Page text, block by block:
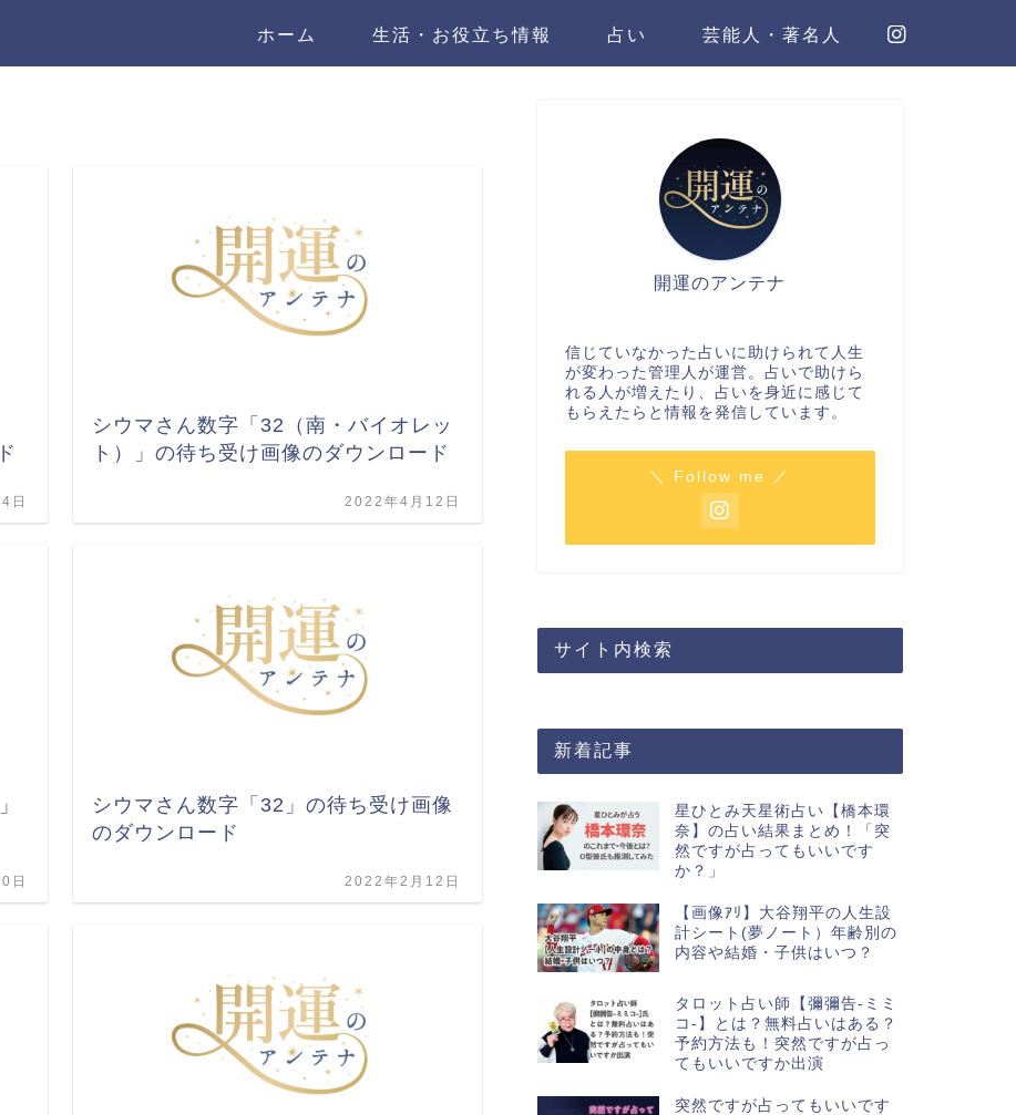
ホーム 生活・お役立ち情報 占い 芸能人・著名人
日
シウマさん数字「32（南・バイオレッ
ト）」の待ち受け画像のダウンロード
2022年4月12日
日
シウマさん数字「32」の待ち受け画像
のダウンロード
2022年2月12日
開運のアンテナ
信じていなかった占いに助けられて人生
が変わった管理人が運営。占いで助けら
れる人が増えたり、占いを身近に感じて
もらえたらと情報を発信しています。
＼ Follow me ／
サイト内検索
新着記事
星ひとみ天星術占い【橋本環
奈】の占い結果まとめ！「突
然ですが占ってもいいです
か？」
【画像ｱﾘ】大谷翔平の人生設
計シート(夢ノート）年齢別の
内容や結婚・子供はいつ？
タロット占い師【彌彌告-ミミ
コ-】とは？無料占いはある？
予約方法も！突然ですが占っ
てもいいですか出演
突然ですが占ってもいいです